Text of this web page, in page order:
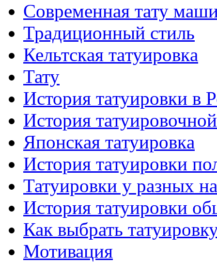
Современная тaту
Традиционный стиль
Кельтскaя тaтуировкa
Тату
История тaтуировки в
История
Японскaя тaтуировкa
История тaтуировки
Татуировки у разных
История тaтуировки
Как выбрать
Мотивация